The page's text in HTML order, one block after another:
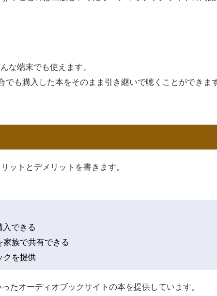
な端末でも使えます。
も購入した本をそのまま引き継いで聴くことができま
ットとデメリットを書きます。
できる
族で共有できる
クを提供
オーディオブックサイトの本を提供しています。